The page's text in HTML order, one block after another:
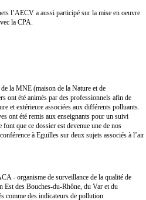
l’AECV a aussi participé sur la mise en oeuvre
la CPA.
la MNE (maison de la Nature et de
ont été animés par des professionnels afin de
et extérieure associées aux différents polluants.
ont été remis aux enseignants pour un suivi
font que ce dossier est devenue une de nos
à Eguilles sur deux sujets associés à l’air
- organisme de surveillance de la qualité de
Est des Bouches-du-Rhône, du Var et du
comme des indicateurs de pollution